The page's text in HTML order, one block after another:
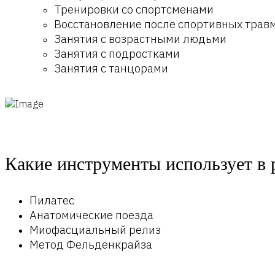
Тренировки со спортсменами
Восстановление после спортивных
Занятия с возрастными людьми
Занятия с подростками
Занятия с танцорами
Какие инструменты использует в
Пилатес
Анатомические поезда
Миофасциальный релиз
Метод Фельденкрайза